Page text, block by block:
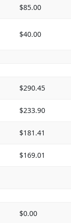
$85.00
$40.00
$290.45
$233.90
$181.41
$169.01
$0.00